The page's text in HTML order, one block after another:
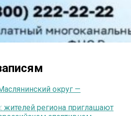
округ —
жителей региона приглашают